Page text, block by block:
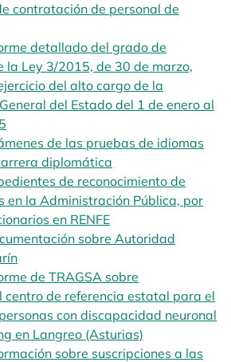
contratación de personal de
detallado del grado de
la Ley 3/2015, de 30 de marzo,
del alto cargo de la
del Estado del 1 de enero al
de las pruebas de idiomas
diplomática
de reconocimiento de
en la Administración Pública, por
en RENFE
sobre Autoridad
de TRAGSA sobre
centro de referencia estatal para el
con discapacidad neuronal
en Langreo (Asturias)
sobre suscripciones a las